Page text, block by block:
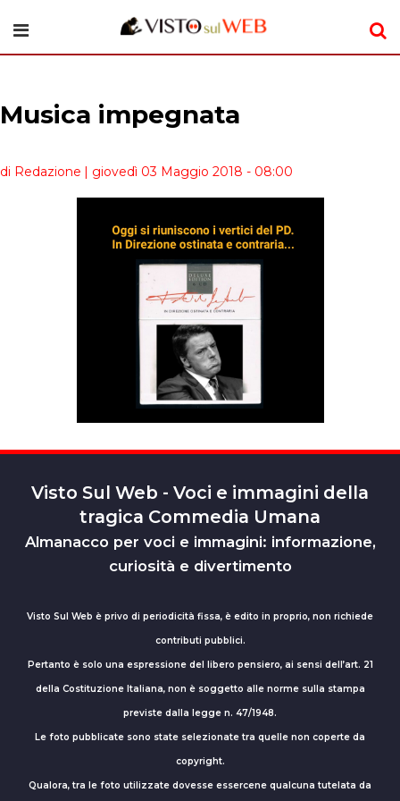
Musica impegnata
di Redazione | giovedì 03 Maggio 2018 - 08:00
Visto Sul Web - Voci e immagini della
tragica Commedia Umana
Almanacco per voci e immagini: informazione,
curiosità e divertimento
Visto Sul Web è privo di periodicità fissa, è edito in proprio, non richiede
contributi pubblici.
Pertanto è solo una espressione del libero pensiero, ai sensi dell’art. 21
della Costituzione Italiana, non è soggetto alle norme sulla stampa
previste dalla legge n. 47/1948.
Le foto pubblicate sono state selezionate tra quelle non coperte da
copyright.
Qualora, tra le foto utilizzate dovesse essercene qualcuna tutelata da